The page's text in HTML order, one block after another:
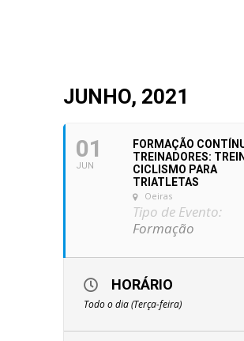
JUNHO, 2021
01
JUN
FORMAÇÃO
TREINADORES:
CICLISMO PARA
TRIATLETAS
Oeiras
Tipo de Evento:
Formação
HORÁRIO
Todo o dia (Terça-feira)